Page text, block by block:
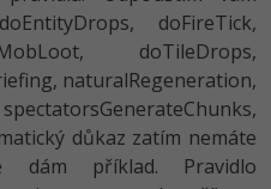
doFireTick,
doTileDrops,
naturalRegene­ration,
důkaz zatím nemáte
dám příklad. Pravidlo